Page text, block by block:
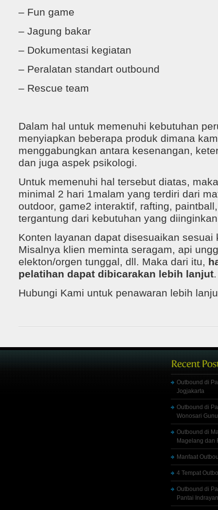
– Fun game
– Jagung bakar
– Dokumentasi kegiatan
– Peralatan standart outbound
– Rescue team
Dalam hal untuk memenuhi kebutuhan
menyiapkan beberapa produk dimana
menggabungkan antara kesenangan,
dan juga aspek psikologi.
Untuk memenuhi hal tersebut diatas,
minimal 2 hari 1malam yang terdiri dari
outdoor, game2 interaktif, rafting,
tergantung dari kebutuhan yang
Konten layanan dapat disesuaikan sesuai
Misalnya klien meminta seragam, api
elekton/orgen tunggal, dll. Maka dari itu,
pelatihan dapat dibicarakan lebih lanjut.
Hubungi Kami untuk penawaran lebih
Outbound di
Jogjakarta
Outbound di
Wonosari
Outbound di
Magelang dan
Manfaat
4 Tempat
Outbound di
Pantai